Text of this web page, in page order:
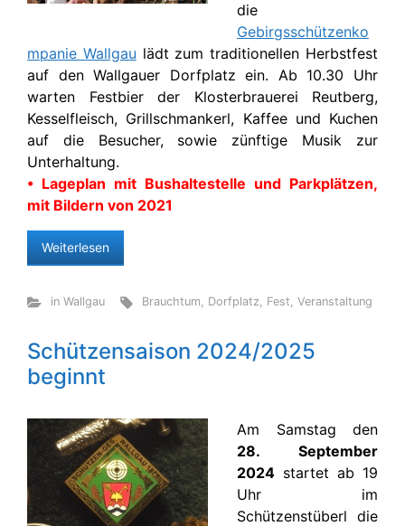
die
Gebirgsschützenko
mpanie Wallgau lädt zum traditionellen Herbstfest
auf den Wallgauer Dorfplatz ein. Ab 10.30 Uhr
warten Festbier der Klosterbrauerei Reutberg,
Kesselfleisch, Grillschmankerl, Kaffee und Kuchen
auf die Besucher, sowie zünftige Musik zur
Unterhaltung.
• Lageplan mit Bushaltestelle und Parkplätzen,
mit Bildern von 2021
Weiterlesen
in Wallgau Brauchtum, Dorfplatz, Fest,Veranstaltung
Schützensaison 2024/2025
beginnt
Am Samstag den
28. September
2024 startet ab 19
Uhr im
Schützenstüberl die